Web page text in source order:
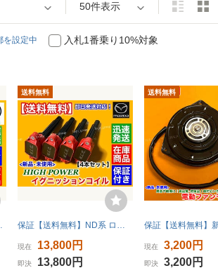
50件表示
を設定中 入札1番乗り10%対象
CBA-NCEC ラジエター
送料無料
保証【送料無料】ND系 ロードスター【新品 強化 イグニッションコイル 4本SET】ND5RC P5-VP RS P51B-18-100 PE20-18-100 A ハイパワー 交換
現在 13,800円
即決 13,800円
送料無料
現在 3,200円
即決 3,200円